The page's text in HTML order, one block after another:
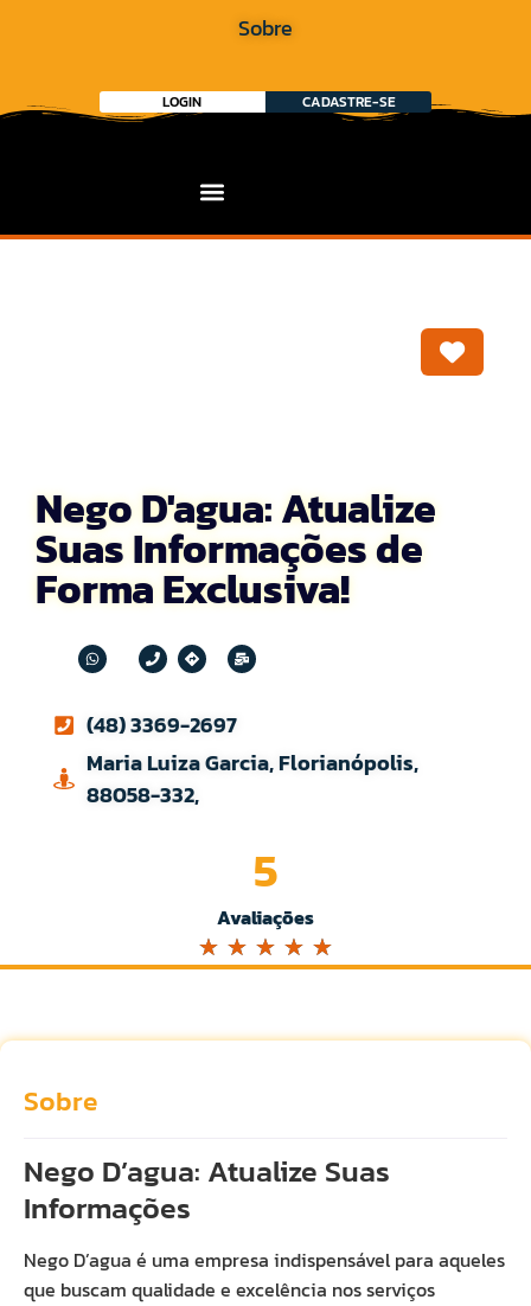
Sobre
LOGIN CADASTRE-SE
Nego D'agua: Atualize
Suas Informações de
Forma Exclusiva!
(48) 3369-2697
Maria Luiza Garcia, Florianópolis,
88058-332,
Avaliações
5
☆ ☆ ☆ ☆ ☆
Sobre
Nego D’agua: Atualize Suas
Informações
Nego D’agua é uma empresa indispensável para aqueles
que buscam qualidade e excelência nos serviços